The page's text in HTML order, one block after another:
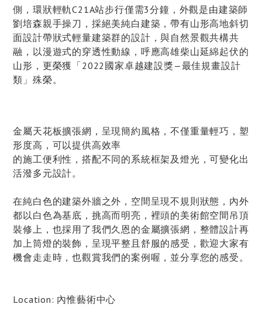
側，環狀輕軌C21A站步行僅需3分鐘，外觀是由建築師
劉培森親手操刀，採絕美純白建築，帶有山形高地斜切
面設計帶狀式輕量建築群的設計，與自然景觀共構共
融，以漫遊式的穿透性動線，呼應高雄柴山延綿起伏的
山形，更榮獲「2022國家卓越建設獎—最佳規畫設計
類」殊榮。
金屬天花板擴張網，呈現簡約風格，不僅重量輕巧，塑
形度高，可以提供高效率
的施工便利性，搭配不同的系統框架及燈光，可變化出
活潑多元設計。
在純白色的建築外牆之外，空間呈現不規則狀態，內外
都以白色為基底，挑高而明亮，裡頭的美術館空間吊頂
裝修上，也採用了我們久恩的金屬擴張網，整體設計再
加上筒燈的裝飾，呈現平整且舒服的感受，歡迎大家有
機會走走時，也觀賞我們的案例喔，並分享您的感受。
Location: 內惟藝術中心